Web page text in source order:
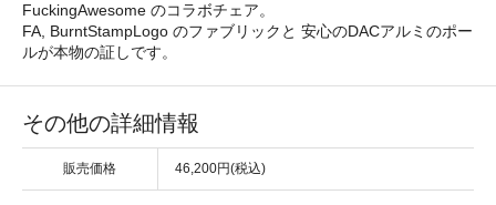
FuckingAwesome のコラボチェア。
FA, BurntStampLogo のファブリックと 安心のDACアルミのポー
ルが本物の証しです。
その他の詳細情報
販売価格 46,200円(税込)